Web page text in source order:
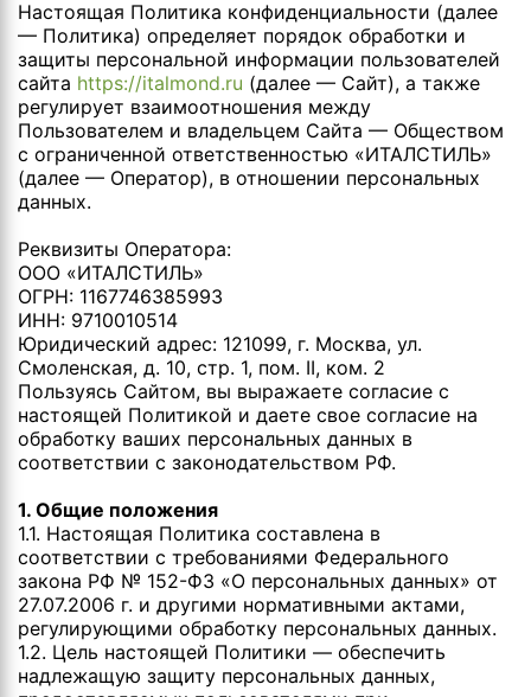
Настоящая Политика конфиденциальности (далее
— Политика) определяет порядок обработки и
защиты персональной информации пользователей
сайта https://italmond.ru (далее — Сайт), а также
регулирует взаимоотношения между
Пользователем и владельцем Сайта — Обществом
с ограниченной ответственностью «ИТАЛСТИЛЬ»
(далее — Оператор), в отношении персональных
данных.
Реквизиты Оператора:
ООО «ИТАЛСТИЛЬ»
ОГРН: 1167746385993
ИНН: 9710010514
Юридический адрес: 121099, г. Москва, ул.
Смоленская, д. 10, стр. 1, пом. II, ком. 2
Пользуясь Сайтом, вы выражаете согласие с
настоящей Политикой и даете свое согласие на
обработку ваших персональных данных в
соответствии с законодательством РФ.
1. Общие положения
1.1. Настоящая Политика составлена в
соответствии с требованиями Федерального
закона РФ № 152-ФЗ «О персональных данных» от
27.07.2006 г. и другими нормативными актами,
регулирующими обработку персональных данных.
1.2. Цель настоящей Политики — обеспечить
надлежащую защиту персональных данных,